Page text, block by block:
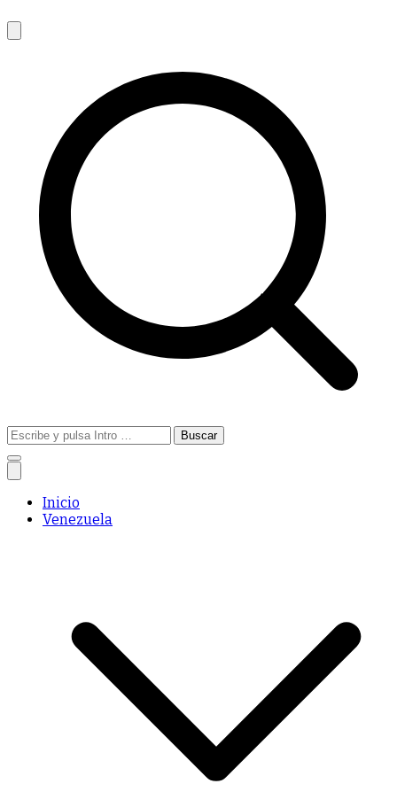
Buscar:
Inicio
Venezuela